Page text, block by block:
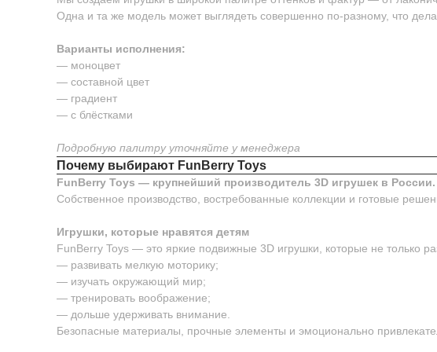
Одна и та же модель может выглядеть совершенно по-разному, что
Варианты исполнения:
— моноцвет
— составной цвет
— градиент
— с блёстками
Подробную палитру уточняйте у менеджера
Почему выбирают FunBerry Toys
FunBerry Toys — крупнейший производитель 3D игрушек в России.
Собственное производство, востребованные коллекции и готовые
Игрушки, которые нравятся детям
FunBerry Toys — это яркие подвижные 3D игрушки, которые не только
— развивать мелкую моторику;
— изучать окружающий мир;
— тренировать воображение;
— дольше удерживать внимание.
Безопасные материалы, прочные элементы и эмоционально